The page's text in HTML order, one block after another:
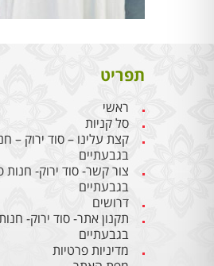
תפריט
ראשי
סל קניות
קצת עלינו – סוד ירוק –
בגבעתיים
צור קשר- סוד ירוק- חנות
בגבעתיים
דרושים
תקנון אתר- סוד ירוק-
בגבעתיים
מדיניות פרטיות